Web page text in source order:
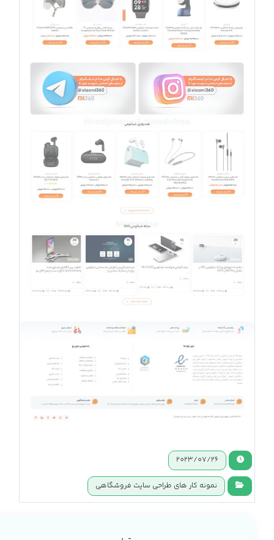
2023/07/26
نمونه کار های طراحی سایت فروشگاهی